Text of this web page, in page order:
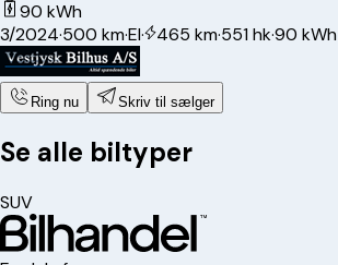
90 kWh
3/2024·500 km·El· 465 km·551 hk·90 kWh
Ring nu Skriv til sælger
Se alle biltyper
SUV